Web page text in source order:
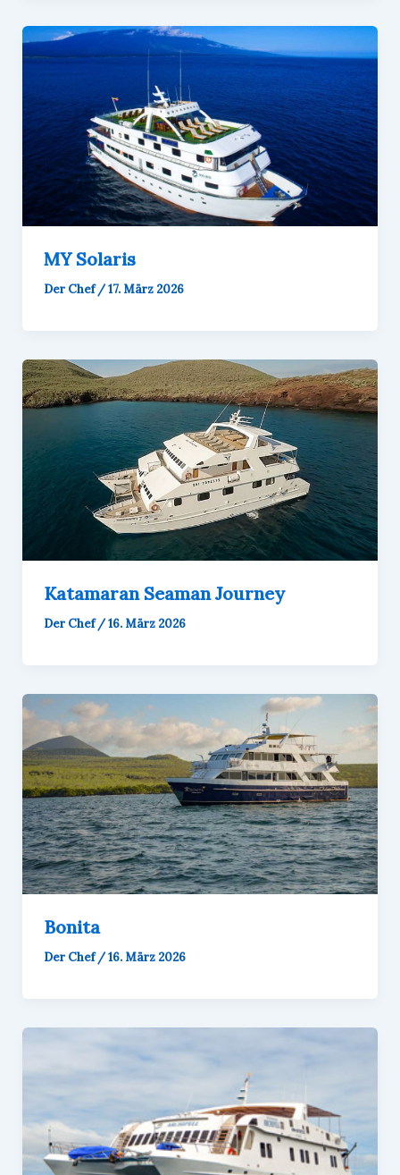
MY Solaris
Der Chef/17. März 2026
Katamaran Seaman Journey
Der Chef/16. März 2026
Bonita
Der Chef/16. März 2026